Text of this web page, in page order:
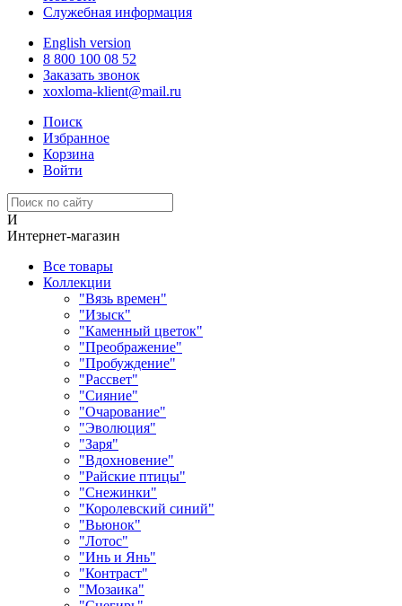
Служебная информация
English version
8 800 100 08 52
Заказать звонок
xoxloma-klient@mail.ru
Поиск
Избранное
Корзина
Войти
И
Интернет-магазин
Все товары
Коллекции
"Вязь времен"
"Изыск"
"Каменный цветок"
"Преображение"
"Пробуждение"
"Рассвет"
"Сияние"
"Очарование"
"Эволюция"
"Заря"
"Вдохновение"
"Райские птицы"
"Снежинки"
"Королевский синий"
"Вьюнок"
"Лотос"
"Инь и Янь"
"Контраст"
"Мозаика"